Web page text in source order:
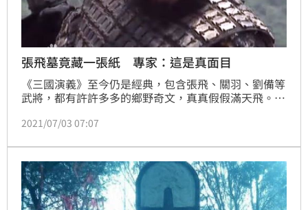
張飛墓竟藏一張紙 專家：這是真面目
《三國演義》至今仍是經典，包含張飛、關羽、劉備等
武將，都有許許多多的鄉野奇文，真真假假滿天飛。日
中發現了一張「書法畫」，意外揭開了「你所不知道的
2021/07/03 07:07